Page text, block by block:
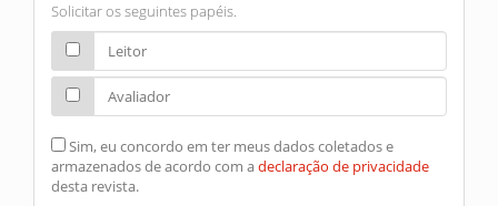
Solicitar os seguintes papéis.
Leitor
Avaliador
armazenados de acordo com adeclaração de privacidade
desta revista.